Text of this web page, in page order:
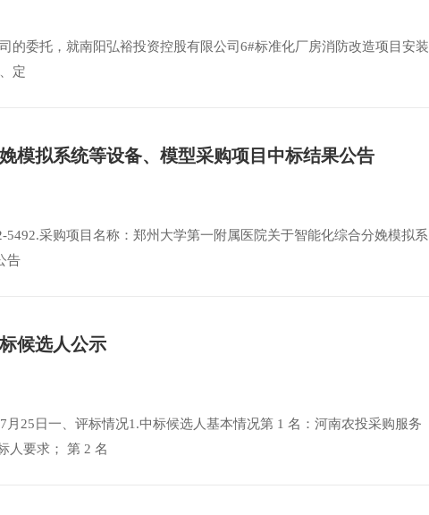
的委托，就南阳弘裕投资控股有限公司6#标准化厂房消防改造项目安装
定
模拟系统等设备、模型采购项目中标结果公告
采购项目名称：郑州大学第一附属医院关于智能化综合分娩模拟系
告
候选人公示
25日一、评标情况1.中标候选人基本情况第 1 名：河南农投采购服务
人要求； 第 2 名